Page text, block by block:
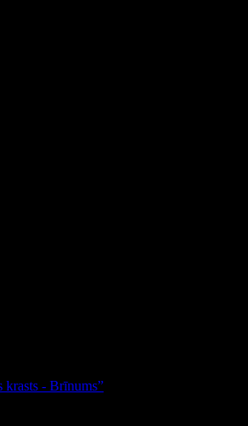
krasts - Brīnums”